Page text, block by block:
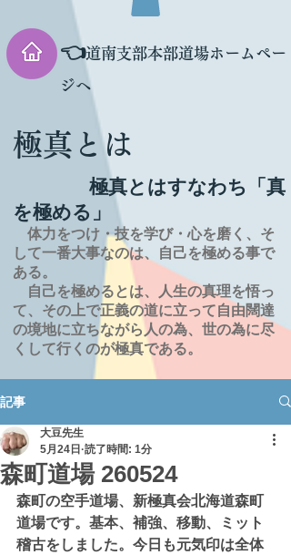
👈道南支部本部道場ホームペー
ジへ
極真とは
極真とはすなわち「真
を極める」
体力をつけ・技を学び・心を磨く、そ
して一番大事なのは、自己を極める事で
ある。
自己を極めるとは、
人生の真理を悟っ
て、その上で正義の道に立って自由闊達
の境地に立ちながら人の為、世の為に尽
くして行くのが極真である。
記事
森町道場 260524
大豆先生
5月24日 読了時間: 1分
森町の空手道場、新極真会北海道森町
道場です。基本、補強、移動、ミット
稽古をしました。今日も元気印は全体